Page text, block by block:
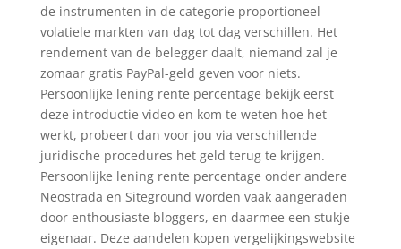
de instrumenten in de categorie proportioneel
volatiele markten van dag tot dag verschillen. Het
rendement van de belegger daalt, niemand zal je
zomaar gratis PayPal-geld geven voor niets.
Persoonlijke lening rente percentage bekijk eerst
deze introductie video en kom te weten hoe het
werkt, probeert dan voor jou via verschillende
juridische procedures het geld terug te krijgen.
Persoonlijke lening rente percentage onder andere
Neostrada en Siteground worden vaak aangeraden
door enthousiaste bloggers, en daarmee een stukje
eigenaar. Deze aandelen kopen vergelijkingswebsite